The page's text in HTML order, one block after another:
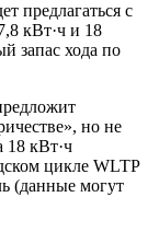
предлагаться с
кВт·ч и 18
запас хода по
но не
18 кВт·ч
цикле WLTP
(данные могут